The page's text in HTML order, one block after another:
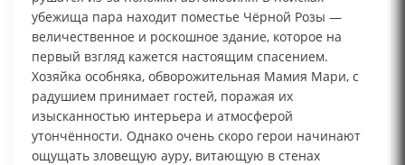
убежища пара находит поместье Чёрной Розы —
величественное и роскошное здание, которое на
первый взгляд кажется настоящим спасением.
Хозяйка особняка, обворожительная Мамия Мари, с
радушием принимает гостей, поражая их
изысканностью интерьера и атмосферой
утончённости. Однако очень скоро герои начинают
ощущать зловещую ауру, витающую в стенах